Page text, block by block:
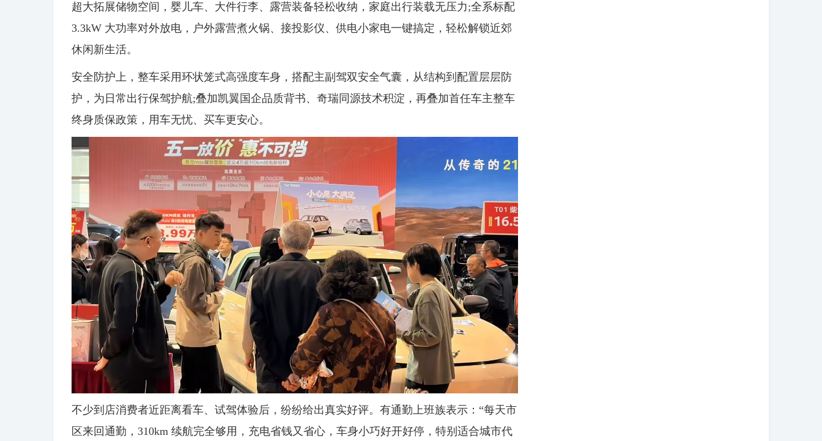
超大拓展储物空间，婴儿车、大件行李、露营装备轻松收纳，家庭出行装载无压力;全系标配
3.3kW 大功率对外放电，户外露营煮火锅、接投影仪、供电小家电一键搞定，轻松解锁近郊
休闲新生活。
安全防护上，整车采用环状笼式高强度车身，搭配主副驾双安全气囊，从结构到配置层层防
护，为日常出行保驾护航;叠加凯翼国企品质背书、奇瑞同源技术积淀，再叠加首任车主整车
终身质保政策，用车无忧、买车更安心。
不少到店消费者近距离看车、试驾体验后，纷纷给出真实好评。有通勤上班族表示：“每天市
区来回通勤，310km 续航完全够用，充电省钱又省心，车身小巧好开好停，特别适合城市代